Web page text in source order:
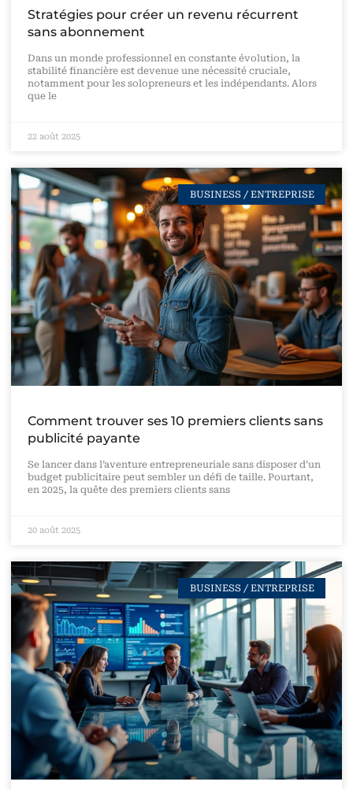
Stratégies pour créer un revenu récurrent
sans abonnement
Dans un monde professionnel en constante évolution, la
stabilité financière est devenue une nécessité cruciale,
notamment pour les solopreneurs et les indépendants. Alors
que le
22 août 2025
BUSINESS / ENTREPRISE
Comment trouver ses 10 premiers clients sans
publicité payante
Se lancer dans l’aventure entrepreneuriale sans disposer d’un
budget publicitaire peut sembler un défi de taille. Pourtant,
en 2025, la quête des premiers clients sans
20 août 2025
BUSINESS / ENTREPRISE